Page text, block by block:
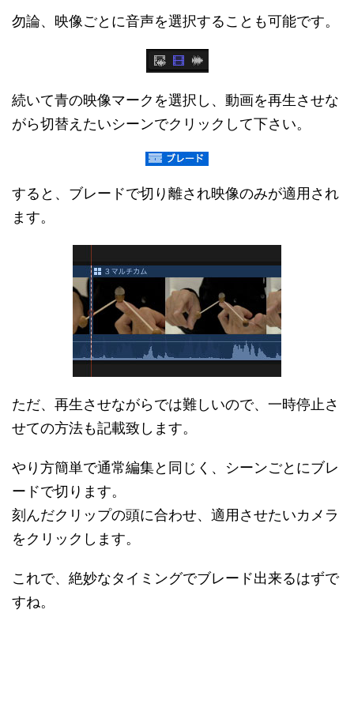
勿論、映像ごとに音声を選択することも可能です。
続いて青の映像マークを選択し、動画を再生させな
がら切替えたいシーンでクリックして下さい。
すると、ブレードで切り離され映像のみが適用され
ます。
ただ、再生させながらでは難しいので、一時停止さ
せての方法も記載致します。
やり方簡単で通常編集と同じく、シーンごとにブレ
ードで切ります。
刻んだクリップの頭に合わせ、適用させたいカメラ
をクリックします。
これで、絶妙なタイミングでブレード出来るはずで
すね。